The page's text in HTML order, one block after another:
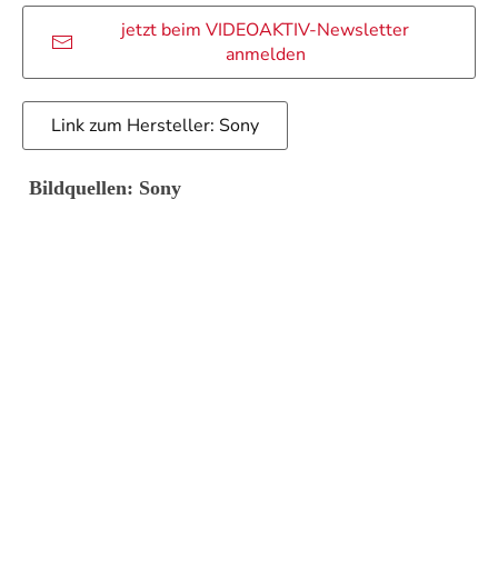
jetzt beim VIDEOAKTIV-Newsletter
anmelden
Link zum Hersteller: Sony
Bildquellen: Sony